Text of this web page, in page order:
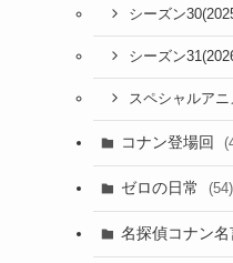
シーズン
シーズン
スペシャルアニ
コナン登場回
ゼロの日常 (54)
名探偵コナン名